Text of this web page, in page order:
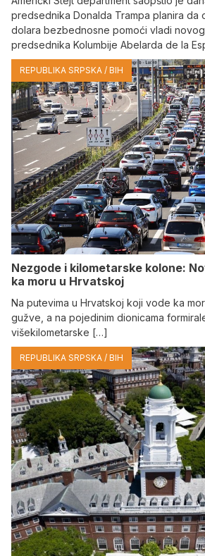
predsednika Donalda Trampa planira da
dolara bezbednosne pomoći vladi
predsednika Kolumbije Abelarda de la
REPUBLIKA SRPSKA / BIH
Nezgode i kilometarske kolone:
ka moru u Hrvatskoj
Na putevima u Hrvatskoj koji vode ka
gužve, a na pojedinim dionicama
višekilometarske […]
REPUBLIKA SRPSKA / BIH